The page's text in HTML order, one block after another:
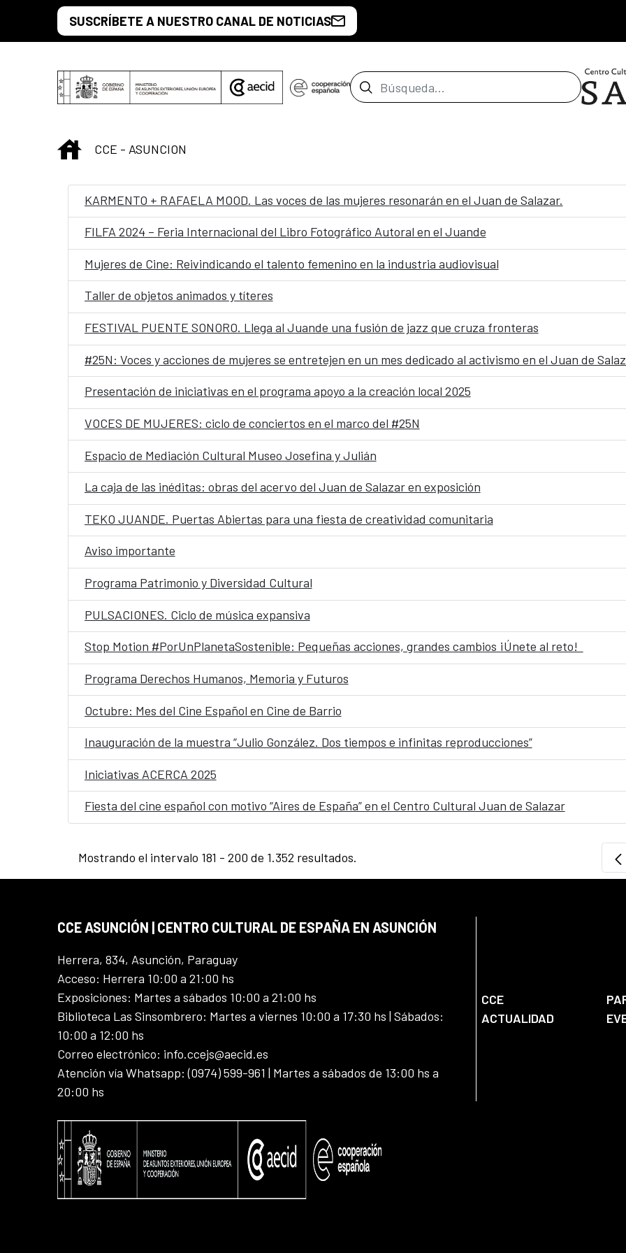
Saltar al contenido principal
SUSCRÍBETE A NUESTRO CANAL DE NOTICIAS
Barra de búsqueda
INICIO
CCE - ASUNCION
KARMENTO + RAFAELA MOOD. Las voces de las mujeres resonarán en el Juan de Salazar.
FILFA 2024 – Feria Internacional del Libro Fotográfico Autoral en el Juande
Mujeres de Cine: Reivindicando el talento femenino en la industria audiovisual
Taller de objetos animados y títeres
FESTIVAL PUENTE SONORO. Llega al Juande una fusión de jazz que cruza fronteras
#25N: Voces y acciones de mujeres se entretejen en un mes dedicado al activismo en el Juan de
Presentación de iniciativas en el programa apoyo a la creación local 2025
VOCES DE MUJERES: ciclo de conciertos en el marco del #25N
Espacio de Mediación Cultural Museo Josefina y Julián
La caja de las inéditas: obras del acervo del Juan de Salazar en exposición
TEKO JUANDE. Puertas Abiertas para una fiesta de creatividad comunitaria
Aviso importante
Programa Patrimonio y Diversidad Cultural
PULSACIONES. Ciclo de música expansiva
Stop Motion #PorUnPlanetaSostenible: Pequeñas acciones, grandes cambios ¡Únete al reto!
Programa Derechos Humanos, Memoria y Futuros
Octubre: Mes del Cine Español en Cine de Barrio
Inauguración de la muestra “Julio González. Dos tiempos e infinitas reproducciones”
Iniciativas ACERCA 2025
Fiesta del cine español con motivo “Aires de España” en el Centro Cultural Juan de Salazar
Mostrando el intervalo 181 - 200 de 1.352 resultados.
CCE ASUNCIÓN | CENTRO CULTURAL DE ESPAÑA EN ASUNCIÓN
Herrera, 834, Asunción, Paraguay
Acceso: Herrera 10:00 a 21:00 hs
Exposiciones: Martes a sábados 10:00 a 21:00 hs
Biblioteca Las Sinsombrero: Martes a viernes 10:00 a 17:30 hs | Sábados:
10:00 a 12:00 hs
Correo electrónico: info.ccejs@aecid.es
Atención vía Whatsapp: (0974) 599-961 | Martes a sábados de 13:00 hs a
20:00 hs
CCE
ACTUALIDAD